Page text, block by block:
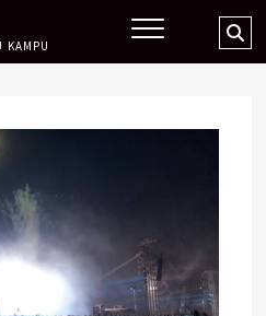
KAMPU
…